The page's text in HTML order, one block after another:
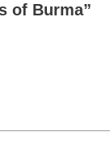
of Burma”